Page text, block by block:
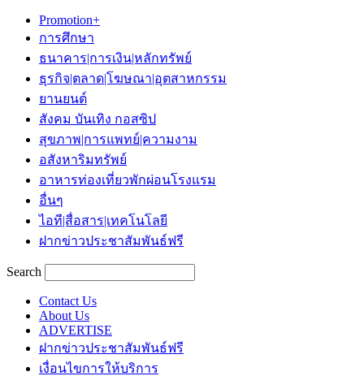
Promotion+
การศึกษา
ธนาคาร|การเงิน|หลักทรัพย์
ธุรกิจ|ตลาด|โฆษณา|อุตสาหกรรม
ยานยนต์
สังคม บันเทิง กอสซิป
สุขภาพ|การแพทย์|ความงาม
อสังหาริมทรัพย์
อาหารท่องเที่ยวพักผ่อนโรงแรม
อื่นๆ
ไอที|สื่อสาร|เทคโนโลยี
ฝากข่าวประชาสัมพันธ์ฟรี
Search
Contact Us
About Us
ADVERTISE
ฝากข่าวประชาสัมพันธ์ฟรี
เงื่อนไขการให้บริการ